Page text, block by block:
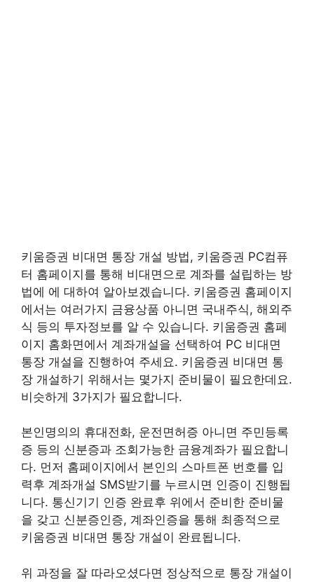
키움증권 비대면 통장 개설 방법, 키움증권 PC컴퓨
터 홈페이지를 통해 비대면으로 계좌를 설립하는 방
법에 에 대하여 알아보겠습니다. 키움증권 홈페이지
에서는 여러가지 금융상품 아니면 국내주식, 해외주
식 등의 투자정보를 알 수 있습니다. 키움증권 홈페
이지 홈화면에서 계좌개설을 선택하여 PC 비대면
통장 개설을 진행하여 주세요. 키움증권 비대면 통
장 개설하기 위해서는 몇가지 준비물이 필요한데요.
비슷하게 3가지가 필요합니다.
본인명의의 휴대전화, 운전면허증 아니면 주민등록
증 등의 신분증과 조회가능한 금융계좌가 필요합니
다. 먼저 홈페이지에서 본인의 스마트폰 번호를 입
력후 계좌개설 SMS받기를 누르시면 인증이 진행됩
니다. 통신기기 인증 완료후 위에서 준비한 준비물
을 갖고 신분증인증, 계좌인증을 통해 최종적으로
키움증권 비대면 통장 개설이 완료됩니다.
위 과정을 잘 따라오셨다면 정상적으로 통장 개설이